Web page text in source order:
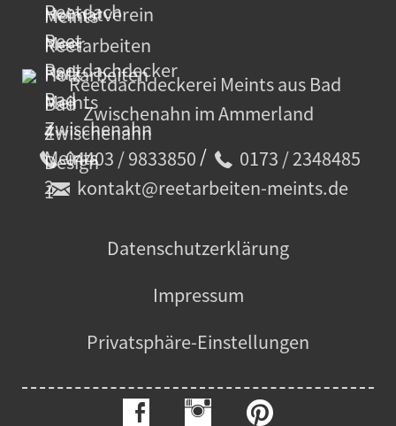
04403 / 9833850 /
0173 / 2348485
kontakt@reetarbeiten-meints.de
Datenschutzerklärung
Impressum
Privatsphäre-Einstellungen